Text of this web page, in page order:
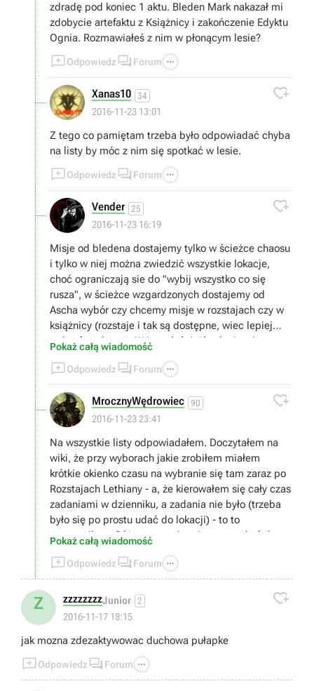
zdradę pod koniec 1 aktu. Bleden Mark nakazał mi
zdobycie artefaktu z Książnicy i zakończenie Edyktu
Ognia. Rozmawiałeś z nim w płonącym lesie?
Odpowiedz  Forum 
Xanas10 34
2016-11-23 13:01

Z tego co pamiętam trzeba było odpowiadać chyba
na listy by móc z nim się spotkać w lesie.
Odpowiedz  Forum 
Vender 25
2016-11-23 16:19

Misje od bledena dostajemy tylko w ścieżce chaosu
i tylko w niej można zwiedzić wszystkie lokacje,
choć ograniczają sie do "wybij wszystko co się
rusza", w ścieżce wzgardzonych dostajemy od
Ascha wybór czy chcemy misje w rozstajach czy w
książnicy (rozstaje i tak są dostępne, wiec lepiej
wybrać tą drugą). W innych ścieżkach nie wiem,
tylko w ścieżce rebeliantów w ogóle się nie da tam
dostać, z tego co czytałem.
Pokaż całą wiadomość
Odpowiedz  Forum 
MrocznyWędrowiec 90
2016-11-23 23:41

Na wszystkie listy odpowiadałem. Doczytałem na
wiki, że przy wyborach jakie zrobiłem miałem
krótkie okienko czasu na wybranie się tam zaraz po
Rozstajach Lethiany - a, że kierowałem się cały czas
zadaniami w dzienniku, a zadania nie było (trzeba
było się po prostu udać do lokacji) - to to
przegapiłem. Cóż - pozostaje mi teraz czekać do
2go przejścia - lub ewentualnie skorzystać z konsoli,
aby odblokować lokacje.
@Xanas - ja nikogo nie zdradziłem - trzymałem się
cały czas jednych - więc może dlatego.
Pokaż całą wiadomość
Odpowiedz  Forum 
Z zzzzzzzzJunior 2
2016-11-17 18:15

jak mozna zdezaktywowac duchowa pułapke
Odpowiedz  Forum 